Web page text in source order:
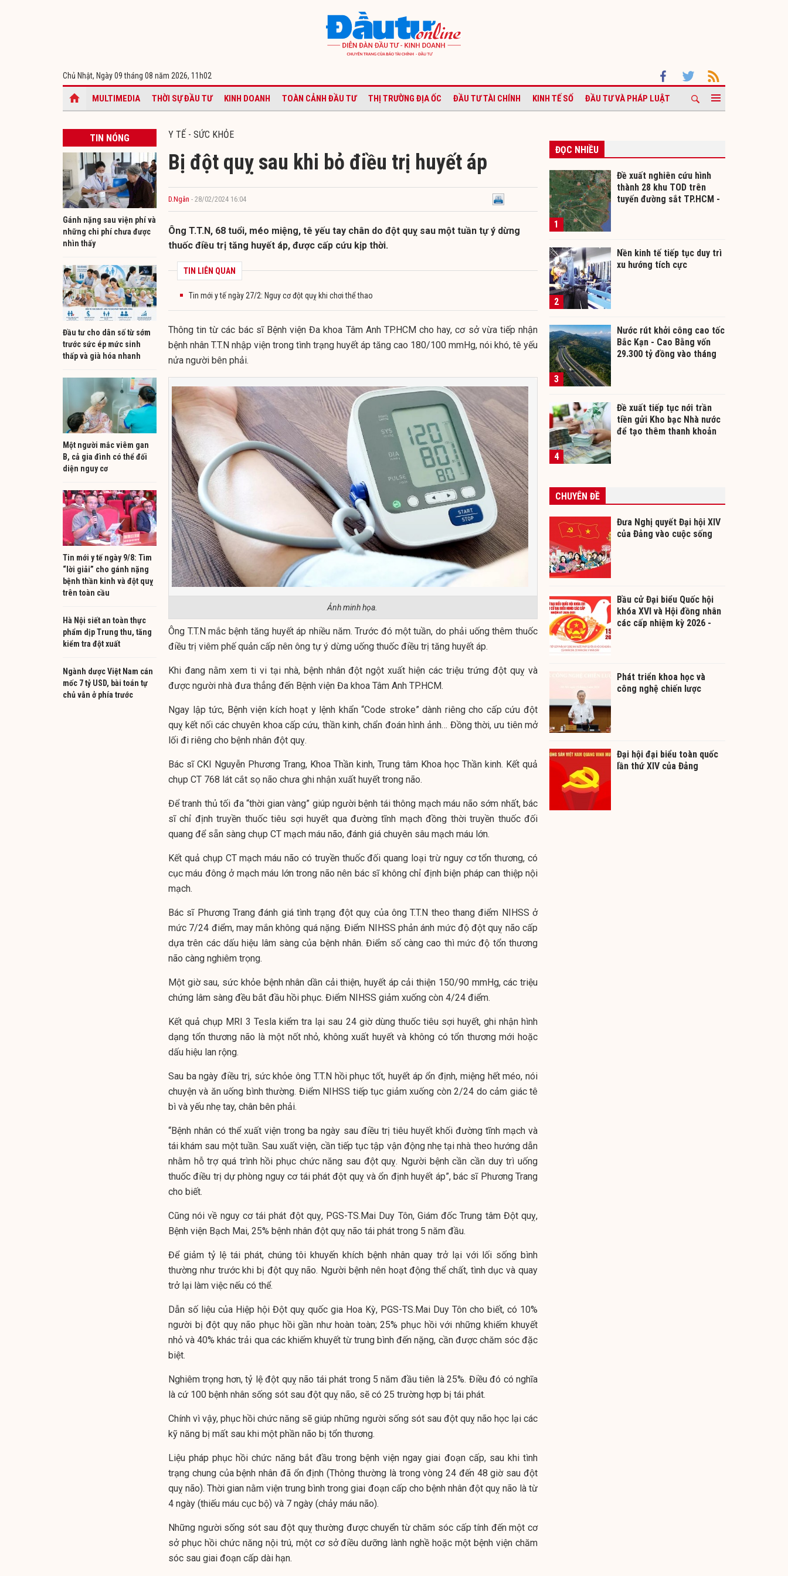
Chủ Nhật, Ngày 09 tháng 08 năm 2026, 11h02
MULTIMEDIA THỜI SỰ ĐẦU TƯ KINH DOANH TOÀN CẢNH ĐẦU TƯ THỊ TRƯỜNG ĐỊA ỐC ĐẦU TƯ TÀI CHÍNH KINH TẾ SỐ ĐẦU TƯ VÀ PHÁP LUẬT
TIN NÓNG
Gánh nặng sau viện phí và
những chi phí chưa được
nhìn thấy
Đầu tư cho dân số từ sớm
trước sức ép mức sinh
thấp và già hóa nhanh
Một người mắc viêm gan
B, cả gia đình có thể đối
diện nguy cơ
Tin mới y tế ngày 9/8: Tìm
“lời giải” cho gánh nặng
bệnh thần kinh và đột quỵ
trên toàn cầu
Hà Nội siết an toàn thực
phẩm dịp Trung thu, tăng
kiểm tra đột xuất
Ngành dược Việt Nam cán
mốc 7 tỷ USD, bài toán tự
chủ vẫn ở phía trước
Y TẾ - SỨC KHỎE
Bị đột quỵ sau khi bỏ điều trị huyết áp
D.Ngân - 28/02/2024 16:04
Ông T.T.N, 68 tuổi, méo miệng, tê yếu tay chân do đột quỵ sau một tuần tự ý dừng
thuốc điều trị tăng huyết áp, được cấp cứu kịp thời.
TIN LIÊN QUAN
Tin mới y tế ngày 27/2: Nguy cơ đột quỵ khi chơi thể thao
Thông tin từ các bác sĩ Bệnh viện Đa khoa Tâm Anh TP.HCM cho hay, cơ sở vừa tiếp nhận
bệnh nhân T.T.N nhập viện trong tình trạng huyết áp tăng cao 180/100 mmHg, nói khó, tê yếu
nửa người bên phải.
Ảnh minh họa.
Ông T.T.N mắc bệnh tăng huyết áp nhiều năm. Trước đó một tuần, do phải uống thêm thuốc
điều trị viêm phế quản cấp nên ông tự ý dừng uống thuốc điều trị tăng huyết áp.
Khi đang nằm xem ti vi tại nhà, bệnh nhân đột ngột xuất hiện các triệu trứng đột quỵ và
được người nhà đưa thẳng đến Bệnh viện Đa khoa Tâm Anh TP.HCM.
Ngay lập tức, Bệnh viện kích hoạt y lệnh khẩn “Code stroke” dành riêng cho cấp cứu đột
quỵ kết nối các chuyên khoa cấp cứu, thần kinh, chẩn đoán hình ảnh… Đồng thời, ưu tiên mở
lối đi riêng cho bệnh nhân đột quỵ.
Bác sĩ CKI Nguyễn Phương Trang, Khoa Thần kinh, Trung tâm Khoa học Thần kinh. Kết quả
chụp CT 768 lát cắt sọ não chưa ghi nhận xuất huyết trong não.
Để tranh thủ tối đa “thời gian vàng” giúp người bệnh tái thông mạch máu não sớm nhất, bác
sĩ chỉ định truyền thuốc tiêu sợi huyết qua đường tĩnh mạch đồng thời truyền thuốc đối
quang để sẵn sàng chụp CT mạch máu não, đánh giá chuyên sâu mạch máu lớn.
Kết quả chụp CT mạch máu não có truyền thuốc đối quang loại trừ nguy cơ tổn thương, có
cục máu đông ở mạch máu lớn trong não nên bác sĩ không chỉ định biện pháp can thiệp nội
mạch.
Bác sĩ Phương Trang đánh giá tình trạng đột quỵ của ông T.T.N theo thang điểm NIHSS ở
mức 7/24 điểm, may mắn không quá nặng. Điểm NIHSS phản ánh mức độ đột quỵ não cấp
dựa trên các dấu hiệu lâm sàng của bệnh nhân. Điểm số càng cao thì mức độ tổn thương
não càng nghiêm trọng.
Một giờ sau, sức khỏe bệnh nhân dần cải thiện, huyết áp cải thiện 150/90 mmHg, các triệu
chứng lâm sàng đều bắt đầu hồi phục. Điểm NIHSS giảm xuống còn 4/24 điểm.
Kết quả chụp MRI 3 Tesla kiểm tra lại sau 24 giờ dùng thuốc tiêu sợi huyết, ghi nhận hình
dạng tổn thương não là một nốt nhỏ, không xuất huyết và không có tổn thương mới hoặc
dấu hiệu lan rộng.
Sau ba ngày điều trị, sức khỏe ông T.T.N hồi phục tốt, huyết áp ổn định, miệng hết méo, nói
chuyện và ăn uống bình thường. Điểm NIHSS tiếp tục giảm xuống còn 2/24 do cảm giác tê
bì và yếu nhẹ tay, chân bên phải.
“Bệnh nhân có thể xuất viện trong ba ngày sau điều trị tiêu huyết khối đường tĩnh mạch và
tái khám sau một tuần. Sau xuất viện, cần tiếp tục tập vận động nhẹ tại nhà theo hướng dẫn
nhằm hỗ trợ quá trình hồi phục chức năng sau đột quỵ. Người bệnh cần cần duy trì uống
thuốc điều trị dự phòng nguy cơ tái phát đột quỵ và ổn định huyết áp”, bác sĩ Phương Trang
cho biết.
Cũng nói về nguy cơ tái phát đột quỵ, PGS-TS.Mai Duy Tôn, Giám đốc Trung tâm Đột quỵ,
Bệnh viện Bạch Mai, 25% bệnh nhân đột quỵ não tái phát trong 5 năm đầu.
Để giảm tỷ lệ tái phát, chúng tôi khuyến khích bệnh nhân quay trở lại với lối sống bình
thường như trước khi bị đột quỵ não. Người bệnh nên hoạt động thể chất, tình dục và quay
trở lại làm việc nếu có thể.
Dẫn số liệu của Hiệp hội Đột quỵ quốc gia Hoa Kỳ, PGS-TS.Mai Duy Tôn cho biết, có 10%
người bị đột quỵ não phục hồi gần như hoàn toàn; 25% phục hồi với những khiếm khuyết
nhỏ và 40% khác trải qua các khiếm khuyết từ trung bình đến nặng, cần được chăm sóc đặc
biệt.
Nghiêm trọng hơn, tỷ lệ đột quỵ não tái phát trong 5 năm đầu tiên là 25%. Điều đó có nghĩa
là cứ 100 bệnh nhân sống sót sau đột quỵ não, sẽ có 25 trường hợp bị tái phát.
Chính vì vậy, phục hồi chức năng sẽ giúp những người sống sót sau đột quỵ não học lại các
kỹ năng bị mất sau khi một phần não bị tổn thương.
Liệu pháp phục hồi chức năng bắt đầu trong bệnh viện ngay giai đoạn cấp, sau khi tình
trạng chung của bệnh nhân đã ổn định (Thông thường là trong vòng 24 đến 48 giờ sau đột
quỵ não). Thời gian nằm viện trung bình trong giai đoạn cấp cho bệnh nhân đột quỵ não là từ
4 ngày (thiếu máu cục bộ) và 7 ngày (chảy máu não).
Những người sống sót sau đột quỵ thường được chuyển từ chăm sóc cấp tính đến một cơ
sở phục hồi chức năng nội trú, một cơ sở điều dưỡng lành nghề hoặc một bệnh viện chăm
sóc sau giai đoạn cấp dài hạn.
ĐỌC NHIỀU
1
Đề xuất nghiên cứu hình
thành 28 khu TOD trên
tuyến đường sắt TP.HCM -
2
Nền kinh tế tiếp tục duy trì
xu hướng tích cực
3
Nước rút khởi công cao tốc
Bắc Kạn - Cao Bằng vốn
29.300 tỷ đồng vào tháng
4
Đề xuất tiếp tục nới trần
tiền gửi Kho bạc Nhà nước
để tạo thêm thanh khoản
CHUYÊN ĐỀ
Đưa Nghị quyết Đại hội XIV
của Đảng vào cuộc sống
Bầu cử Đại biểu Quốc hội
khóa XVI và Hội đồng nhân
các cấp nhiệm kỳ 2026 -
Phát triển khoa học và
công nghệ chiến lược
Đại hội đại biểu toàn quốc
lần thứ XIV của Đảng